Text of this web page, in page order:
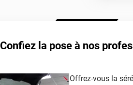
article
Confiez la pose à nos
Offrez-vous la